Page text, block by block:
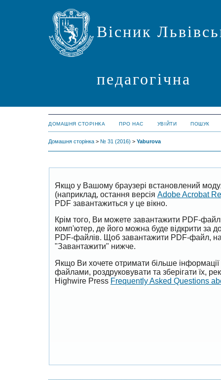
Вісник
педагогічна
ДОМАШНЯ СТОРІНКА ПРО НАС УВІЙТИ ПОШУК
Домашня сторінка > № 31 (2016) > Yaburova
Якщо у Вашому браузері встановлений
(наприклад, остання версія Adobe Acrobat
PDF завантажиться у це вікно.
Крім того, Ви можете завантажити PDF-
комп'ютер, де його можна буде відкрити за
PDF-файлів. Щоб завантажити PDF-файл,
"Завантажити" нижче.
Якщо Ви хочете отримати більше
файлами, роздруковувати та зберігати їх,
Highwire Press Frequently Asked Questions